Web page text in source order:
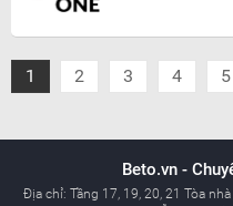
1 2 3 4 5
Beto.vn -
Địa chỉ: Tầng 17, 19, 20, 21 Tòa